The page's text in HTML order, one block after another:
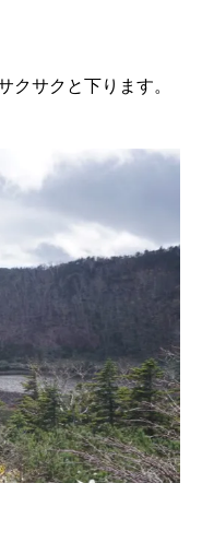
クサクと下ります。